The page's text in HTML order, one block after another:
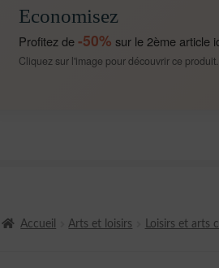
Economisez
Profitez de-50% sur le 2ème article
Cliquez sur l'image pour découvrir ce produit.
Accueil Arts et loisirs Loisirs et arts